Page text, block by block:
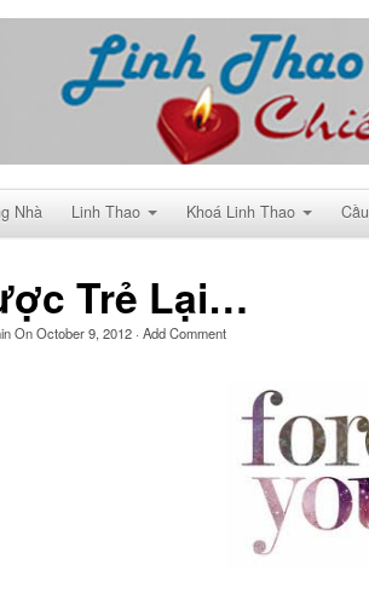
Nhà Linh Thao Khoá Linh Thao
Trẻ Lại…
OnOctober 9, 2012 · Add Comment